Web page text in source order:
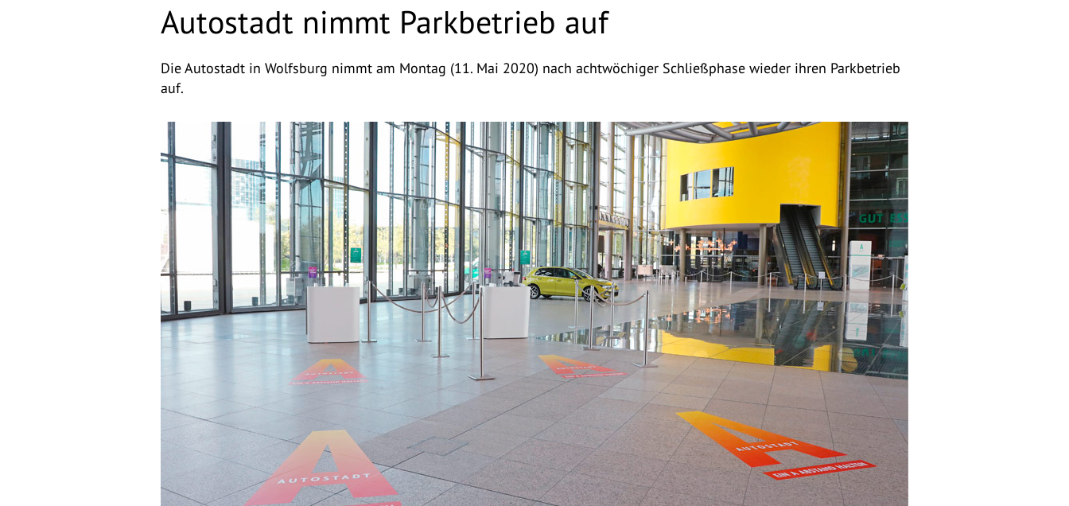
Autostadt nimmt Parkbetrieb auf
Die Autostadt in Wolfsburg nimmt am Montag (11. Mai 2020) nach achtwöchiger Schließphase wieder ihren Parkbetrieb
auf.